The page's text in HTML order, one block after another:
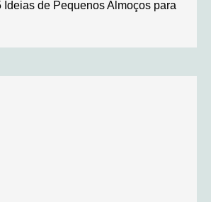
Ideias de Pequenos Almoços para